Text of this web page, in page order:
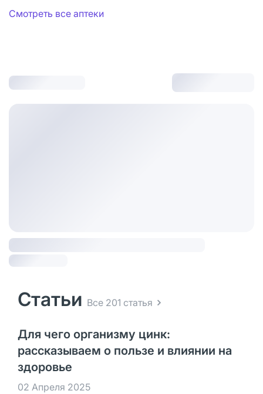
Смотреть все аптеки
Статьи Все 201 статья
Для чего организму цинк:
рассказываем о пользе и влиянии на
здоровье
02 Апреля 2025